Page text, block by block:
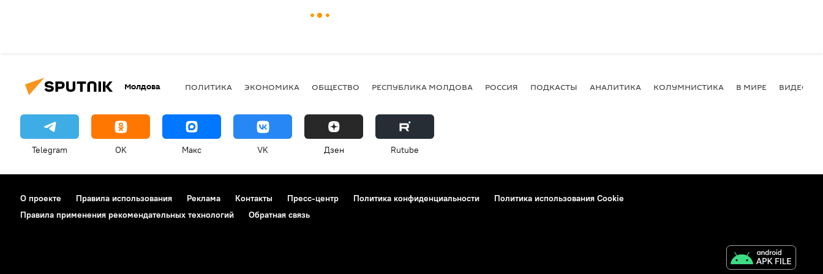
Молдова ПОЛИТИКА ЭКОНОМИКА ОБЩЕСТВО РЕСПУБЛИКА МОЛДОВА РОССИЯ ПОДКАСТЫ АНАЛИТИКА КОЛУМНИСТИКА В МИРЕ ВИДЕО
Telegram OK Макс VK Дзен Rutube
О проекте Правила использования Реклама Контакты Пресс-центр Политика конфиденциальности
Политика использования Cookie
Правила применения рекомендательных технологий
Обратная связь